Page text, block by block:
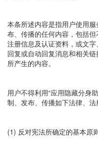
本条所述内容是指用户使用
布、传播的任何内容，包括
注册信息及认证资料，或文字
回复或自动回复消息和相关
所产生的内容。
用户不得利用“应用隐藏分身
制、发布、传播如下法律、法
(1) 反对宪法所确定的基本原